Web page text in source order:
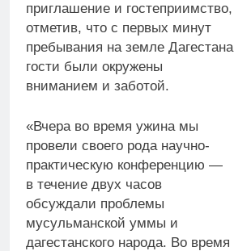
приглашение и гостеприимство,
отметив, что с первых минут
пребывания на земле Дагестана
гости были окружены
вниманием и заботой.
«Вчера во время ужина мы
провели своего рода научно-
практическую конференцию —
в течение двух часов
обсуждали проблемы
мусульманской уммы и
дагестанского народа. Во время